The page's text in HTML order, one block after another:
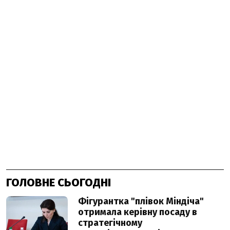
ГОЛОВНЕ СЬОГОДНІ
Фігурантка "плівок Міндіча"
отримала керівну посаду в
стратегічному